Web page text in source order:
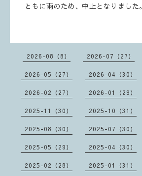
ともに雨のため、中止となりました。
2026-08（8） 2026-07（27）
2026-05（27） 2026-04（30）
2026-02（27） 2026-01（29）
2025-11（30） 2025-10（31）
2025-08（30） 2025-07（30）
2025-05（29） 2025-04（30）
2025-02（28） 2025-01（31）